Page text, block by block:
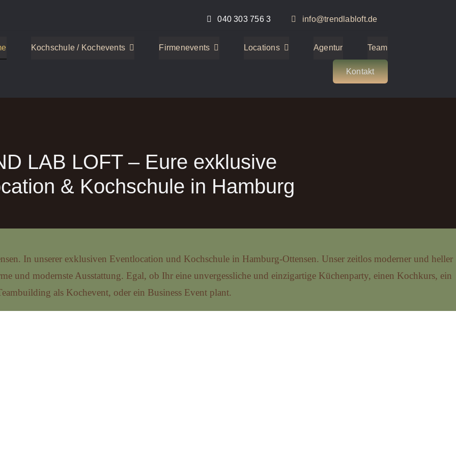
040 303 756 3 info@trendlabloft.de
Kochschule / Kochevents Firmenevents Locations Agentur Team
Kontakt
LAB LOFT – Eure exklusive
& Kochschule in Hamburg
In unserer exklusiven Eventlocation und Kochschule in Hamburg-Ottensen. Unser zeitlos moderner und heller
und modernste Ausstattung. Egal, ob Ihr eine unvergessliche und einzigartige Küchenparty, einen Kochkurs, ein
als Kochevent, oder ein Business Event plant.